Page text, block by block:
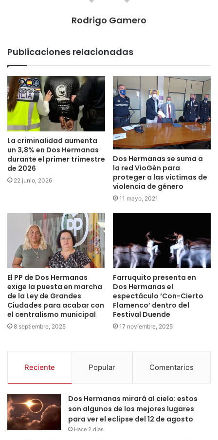
Rodrigo Gamero
Publicaciones relacionadas
La criminalidad aumenta
un 3,8% en Dos Hermanas
durante el primer trimestre
de 2026
22 junio, 2026
Dos Hermanas se suma a
la red VioGén para
proteger a las víctimas de
violencia de género
11 mayo, 2021
El PP de Dos Hermanas
exige la puesta en marcha
de la Ley de Grandes
Ciudades para acabar con
el centralismo municipal
8 septiembre, 2025
Farruquito presenta en
Dos Hermanas el
espectáculo ‘Con-Cierto
Flamenco’ dentro del
Festival Duende
17 noviembre, 2025
Reciente Popular Comentarios
Dos Hermanas mirará al cielo: estos
son algunos de los mejores lugares
para ver el eclipse del 12 de agosto
Hace 2 días